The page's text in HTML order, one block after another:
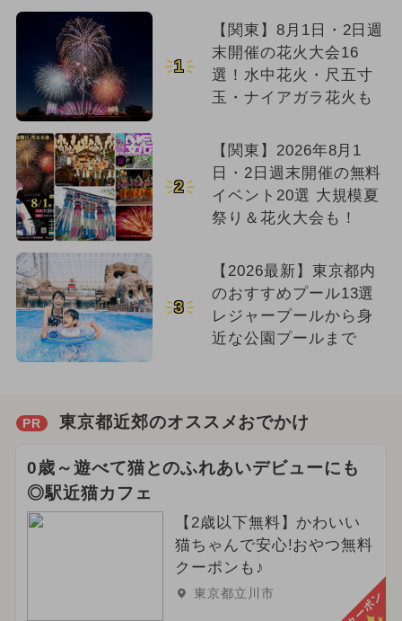
1
【関東】8月1日・2日週
末開催の花火大会16
選！水中花火・尺五寸
玉・ナイアガラ花火も
2
【関東】2026年8月1
日・2日週末開催の無料
イベント20選 大規模夏
祭り＆花火大会も！
3
【2026最新】東京都内
のおすすめプール13選
レジャープールから身
近な公園プールまで
PR 東京都近郊のオススメおでかけ
0歳～遊べて猫とのふれあいデビューにも
◎駅近猫カフェ
【2歳以下無料】かわいい
猫ちゃんで安心!おやつ無料
クーポンも♪
東京都立川市 クーポン